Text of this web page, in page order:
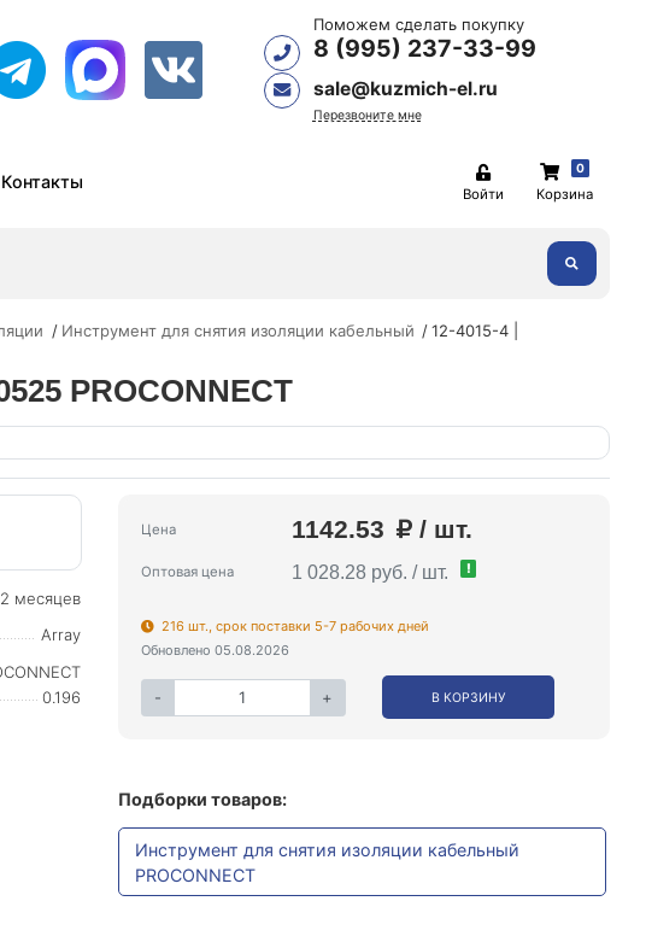
Поможем сделать покупку
8 (995) 237-33-99
sale@kuzmich-el.ru
Перезвоните мне
Контакты
Войти
0
Корзина
Инструмент для снятия изоляции кабельный
12-4015-4 |
PROCONNECT
месяцев
Array
0.196
Цена 1142.53 / шт.
Оптовая цена 1 028.28 руб. / шт. !
216 шт., срок поставки 5-7 рабочих дней
Обновлено 05.08.2026
- + В КОРЗИНУ
Подборки товаров:
Инструмент для снятия изоляции кабельный
PROCONNECT